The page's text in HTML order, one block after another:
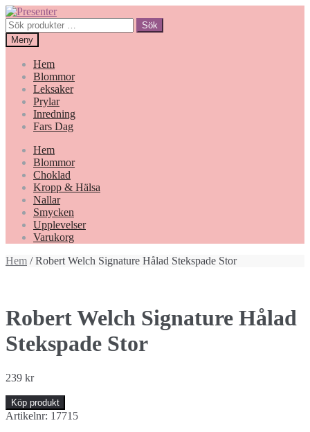
Hoppa
till
navigering
Gå
till
innehåll
Sök
efter:
Sök
Meny
Hem
Blommor
Leksaker
Prylar
Inredning
Fars Dag
Hem
Blommor
Choklad
Kropp & Hälsa
Nallar
Smycken
Upplevelser
Varukorg
Hem / Robert Welch Signature Hålad Stekspade Stor
Robert Welch Signature Hålad
Stekspade Stor
239 kr
Köp produkt
Artikelnr: 17715